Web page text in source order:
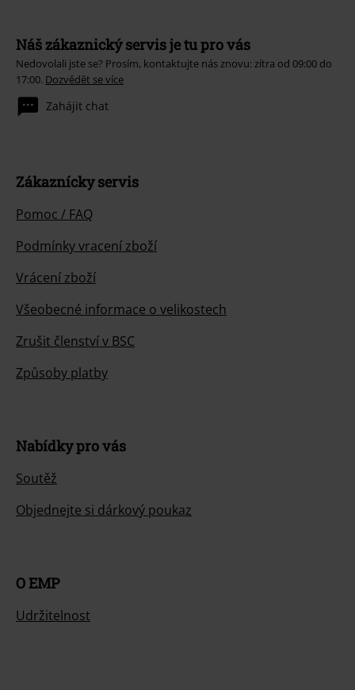
Náš zákaznický servis je tu pro vás
Nedovolali jste se? Prosím, kontaktujte nás znovu: zítra od 09:00 do
17:00. Dozvědět se více
Zahájit chat
Zákaznícky servis
Pomoc / FAQ
Podmínky vracení zboží
Vrácení zboží
Všeobecné informace o velikostech
Zrušit členství v BSC
Způsoby platby
Nabídky pro vás
Soutěž
Objednejte si dárkový poukaz
O EMP
Udržitelnost